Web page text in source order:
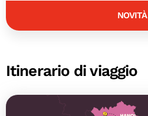
NOVITÀ
Itinerario di viaggio